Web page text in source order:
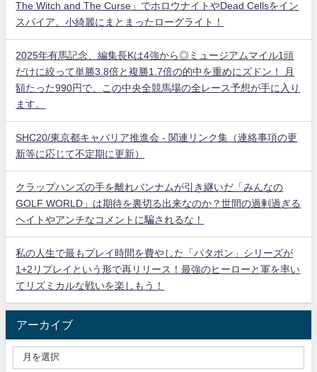
The Witch and The Curse」でホロウナイトやDead Cellsをイン
スパイア。小綺麗にまとまったローグライト！
2025年有馬記念、編集長Kは4強から◎ミュージアムマイル1頭
だけに絞って単勝3.8倍と複勝1.7倍の的中を重めにズドン！ 月
額たった990円で、この中央全競馬場の全レース予想が手に入り
ます。
SHC20/東京都キャバリア推進会 - 関連リンク集（連絡事項の更
新等に応じて不定期に更新）
クラップハンズの手を離れバンナムが引き継いだ「みんなの
GOLF WORLD」は期待を裏切る出来なのか？世間の過剰過ぎる
ヘイトやアンチなコメントに騙されるな！
私の人生で最もプレイ時間を費やした「パタポン」シリーズが
1+2リプレイという形で再リリース！最強のヒーローと軍を率い
てリズミカルな戦いを楽しもう！
アーカイブ